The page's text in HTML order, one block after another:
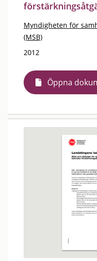
Myndigheten för
(MSB)
2012
Öppna